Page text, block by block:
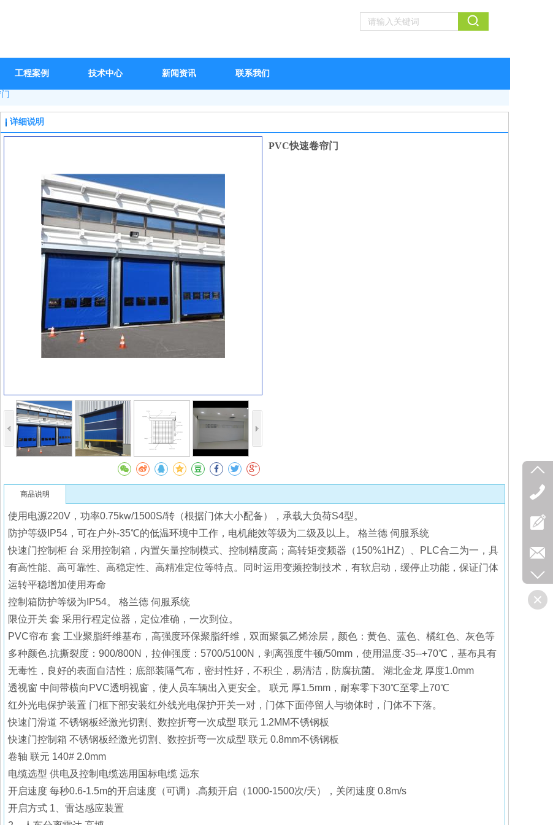
工程案例 技术中心 新闻资讯 联系我们
详细说明
PVC快速卷帘门
商品说明
使用电源220V，功率0.75kw/1500S/转（根据门体大小配备），承载大负荷S4型。
防护等级IP54，可在户外-35℃的低温环境中工作，电机能效等级为二级及以上。 格兰德 伺服系统
快速门控制柜 台 采用控制箱，内置矢量控制模式、控制精度高；高转矩变频器（150%1HZ）、PLC合二为一，具
有高性能、高可靠性、高稳定性、高精准定位等特点。同时运用变频控制技术，有软启动，缓停止功能，保证门体
运转平稳增加使用寿命
控制箱防护等级为IP54。 格兰德 伺服系统
限位开关 套 采用行程定位器，定位准确，一次到位。
PVC帘布 套 工业聚脂纤维基布，高强度环保聚脂纤维，双面聚氯乙烯涂层，颜色：黄色、蓝色、橘红色、灰色等
多种颜色.抗撕裂度：900/800N，拉伸强度：5700/5100N，剥离强度牛顿/50mm，使用温度-35--+70℃，基布具有
无毒性，良好的表面自洁性；底部装隔气布，密封性好，不积尘，易清洁，防腐抗菌。 湖北金龙 厚度1.0mm
透视窗 中间带横向PVC透明视窗，使人员车辆出入更安全。 联元 厚1.5mm，耐寒零下30℃至零上70℃
红外光电保护装置 门框下部安装红外线光电保护开关一对，门体下面停留人与物体时，门体不下落。
快速门滑道 不锈钢板经激光切割、数控折弯一次成型 联元 1.2MM不锈钢板
快速门控制箱 不锈钢板经激光切割、数控折弯一次成型 联元 0.8mm不锈钢板
卷轴 联元 140# 2.0mm
电缆选型 供电及控制电缆选用国标电缆 远东
开启速度 每秒0.6-1.5m的开启速度（可调）.高频开启（1000-1500次/天），关闭速度 0.8m/s
开启方式 1、雷达感应装置